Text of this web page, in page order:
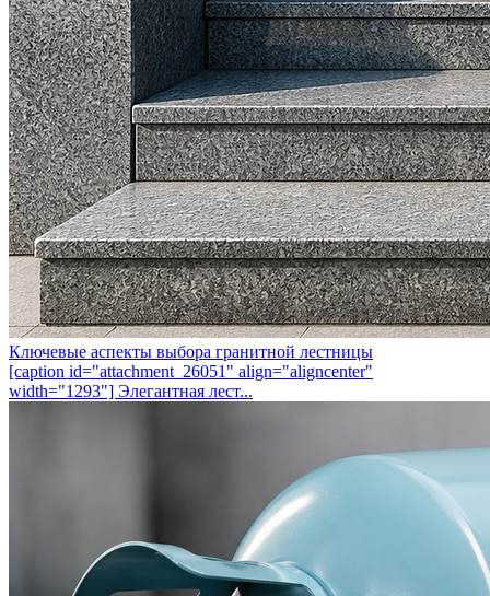
Ключевые аспекты выбора гранитной лестницы
[caption id="attachment_26051" align="aligncenter"
width="1293"] Элегантная лест...